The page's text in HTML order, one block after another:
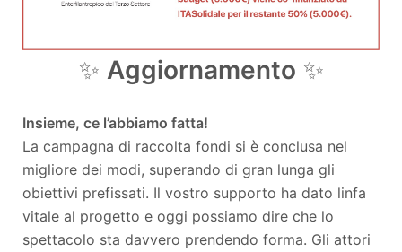
✨ Aggiornamento ✨
Insieme, ce l’abbiamo fatta!
La campagna di raccolta fondi si è conclusa nel
migliore dei modi, superando di gran lunga gli
obiettivi prefissati. Il vostro supporto ha dato linfa
vitale al progetto e oggi possiamo dire che lo
spettacolo sta davvero prendendo forma. Gli attori